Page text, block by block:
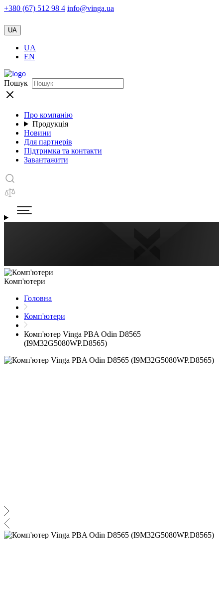
+380 (67) 512 98 4 info@vinga.ua
UA
UA
EN
Пошук
Про компанію
Продукція
Новини
Для партнерів
Підтримка та контакти
Завантажити
Комп'ютери
Головна
Комп'ютери
Комп'ютер Vinga PBA Odin D8565
(I9M32G5080WP.D8565)